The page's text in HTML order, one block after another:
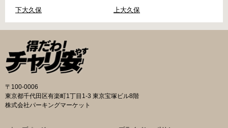
下大久保
上大久保
〒100-0006
東京都千代田区有楽町1丁目1-3 東京宝塚ビル8階
株式会社パーキングマーケット